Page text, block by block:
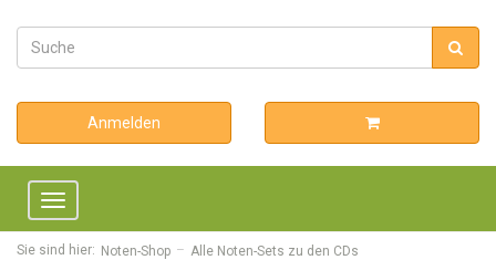
Anmelden
Toggle
navigation
Sie sind hier: Noten-Shop Alle Noten-Sets zu den CDs